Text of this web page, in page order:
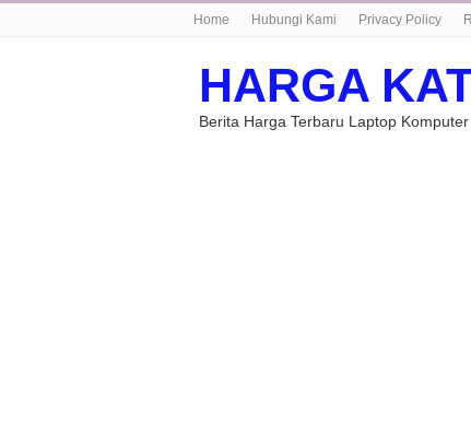
Home Hubungi Kami Privacy Policy
HARGA
Berita Harga Terbaru Laptop